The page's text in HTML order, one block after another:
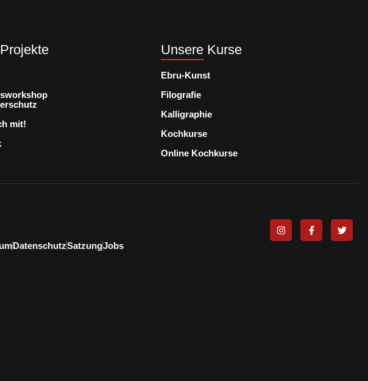
mit!
Unsere Kurse
Ebru-Kunst
Filografie
Kalligraphie
Kochkurse
Online Kochkurse
DatenschutzSatzungJobs